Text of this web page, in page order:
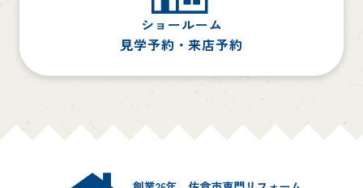
ショールーム
見学予約・来店予約